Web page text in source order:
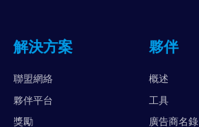
解決方案
聯盟網絡
夥伴平台
獎勵
夥伴
概述
工具
廣告商名錄